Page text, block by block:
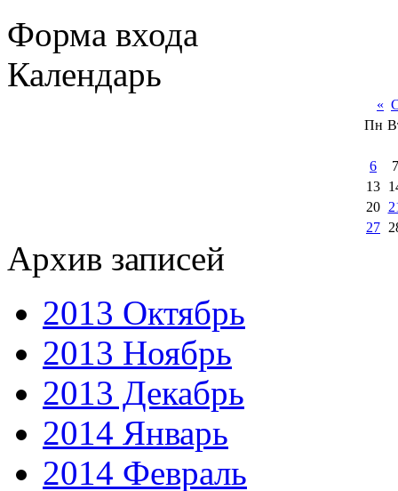
Форма входа
Календарь
«
Пн
6
7
13
20
27
Архив записей
2013 Октябрь
2013 Ноябрь
2013 Декабрь
2014 Январь
2014 Февраль